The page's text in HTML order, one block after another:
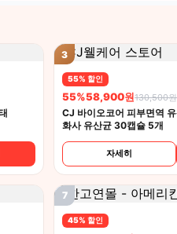
3
55% 할인
55%58,900원130,500원
CJ 바이오코어 피부면역
화사 유산균 30캡슐 5개
자세히
7
45% 할인